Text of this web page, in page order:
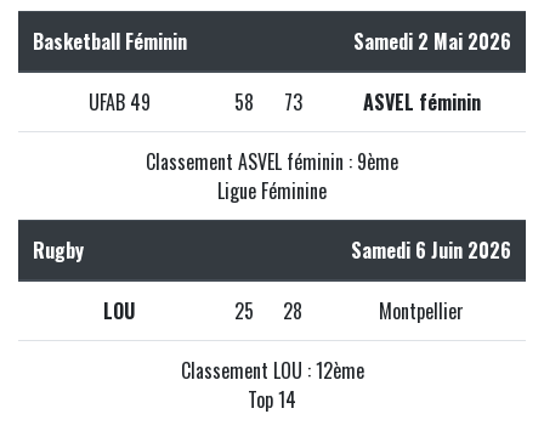
Basketball Féminin Samedi 2 Mai 2026
UFAB 49 58 73 ASVEL féminin
Classement ASVEL féminin : 9ème
Ligue Féminine
Rugby Samedi 6 Juin 2026
LOU 25 28 Montpellier
Classement LOU : 12ème
Top 14